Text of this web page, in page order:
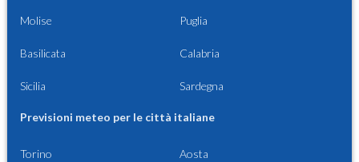
Molise Puglia
Basilicata Calabria
Sicilia Sardegna
Previsioni meteo per le città italiane
Torino Aosta